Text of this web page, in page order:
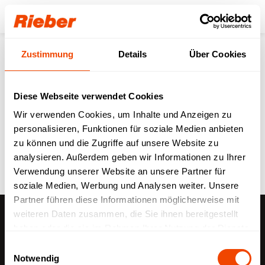
Zustimmung Details Über Cookies
Diese Webseite verwendet Cookies
Wir verwenden Cookies, um Inhalte und Anzeigen zu
personalisieren, Funktionen für soziale Medien anbieten
zu können und die Zugriffe auf unsere Website zu
analysieren. Außerdem geben wir Informationen zu Ihrer
Verwendung unserer Website an unsere Partner für
soziale Medien, Werbung und Analysen weiter. Unsere
Partner führen diese Informationen möglicherweise mit
weiteren Daten zusammen, die Sie ihnen bereitgestellt
Notwendig
Login
Mehrwegorganisation
beim Gasthaus LAMM
Referenzen 13.04.2023
Das Gasthaus Lamm pflegt Familientradition seit 1860